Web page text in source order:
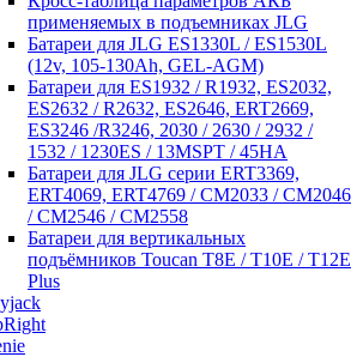
применяемых в подъемниках JLG
Батареи для JLG ES1330L / ES1530L
(12v, 105-130Ah, GEL-AGM)
Батареи для ES1932 / R1932, ES2032,
ES2632 / R2632, ES2646, ERT2669,
ES3246 /R3246, 2030 / 2630 / 2932 /
1532 / 1230ES / 13MSPT / 45HA
Батареи для JLG серии ERT3369,
ERT4069, ERT4769 / CM2033 / CM2046
/ CM2546 / CM2558
Батареи для вертикальных
подъёмников Toucan T8E / T10E / T12E
Plus